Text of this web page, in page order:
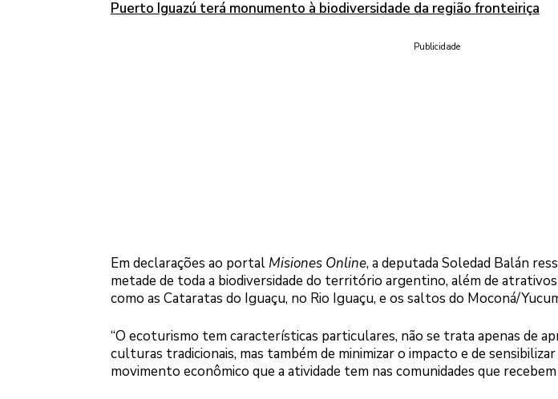
Puerto Iguazú terá monumento à biodiversidade da região fronteiriça
Publicidade
Em declarações ao portal Misiones Online, a deputada Soledad Balán
metade de toda a biodiversidade do território argentino, além de
como as Cataratas do Iguaçu, no Rio Iguaçu, e os saltos do Moconá/
“O ecoturismo tem características particulares, não se trata apenas de
culturas tradicionais, mas também de minimizar o impacto e de
movimento econômico que a atividade tem nas comunidades que